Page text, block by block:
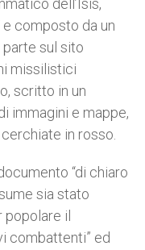
dell’Isis,
e composto da un
sul sito
missilistici
scritto in un
immagini e mappe,
in rosso.
“di chiaro
sia stato
il
combattenti” ed